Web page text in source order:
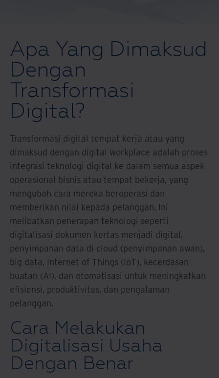
Apa Yang Dimaksud
Dengan
Transformasi
Digital?
Transformasi digital tempat kerja atau yang
dimaksud dengan digital workplace adalah proses
integrasi teknologi digital ke dalam semua aspek
operasional bisnis atau tempat bekerja, yang
mengubah cara mereka beroperasi dan
memberikan nilai kepada pelanggan. Ini
melibatkan penerapan teknologi seperti
digitalisasi dokumen kertas menjadi digital,
penyimpanan data di cloud (penyimpanan awan),
big data, Internet of Things (IoT), kecerdasan
buatan (AI), dan otomatisasi untuk meningkatkan
efisiensi, produktivitas, dan pengalaman
pelanggan.
Cara Melakukan
Digitalisasi Usaha
Dengan Benar